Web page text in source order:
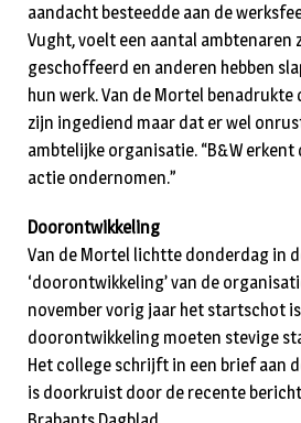
aandacht besteedde aan de
Vught, voelt een aantal ambtenaren
geschoffeerd en anderen hebben
hun werk. Van de Mortel benadrukte
zijn ingediend maar dat er wel
ambtelijke organisatie. “B&W erkent
actie ondernomen.”
Doorontwikkeling
Van de Mortel lichtte donderdag in
‘doorontwikkeling’ van de
november vorig jaar het startschot
doorontwikkeling moeten stevige
Het college schrijft in een brief aan
is doorkruist door de recente